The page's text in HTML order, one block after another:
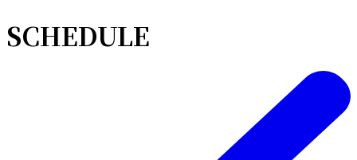
SCHEDULE